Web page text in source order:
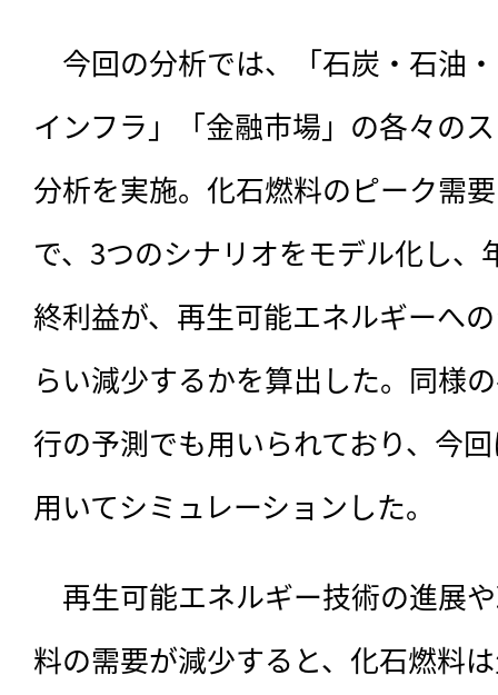
今回の分析では、「石炭・石油
インフラ」「金融市場」の各々の
分析を実施。化石燃料のピーク需
で、3つのシナリオをモデル化し、
終利益が、再生可能エネルギーへ
らい減少するかを算出した。同様
行の予測でも用いられており、今
用いてシミュレーションした。
再生可能エネルギー技術の進展
料の需要が減少すると、化石燃料